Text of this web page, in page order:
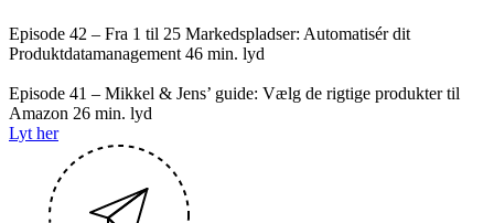
Episode 42 – Fra 1 til 25 Markedspladser: Automatisér dit
Produktdatamanagement 46 min. lyd
Episode 41 – Mikkel & Jens’ guide: Vælg de rigtige produkter til
Amazon 26 min. lyd
Lyt her